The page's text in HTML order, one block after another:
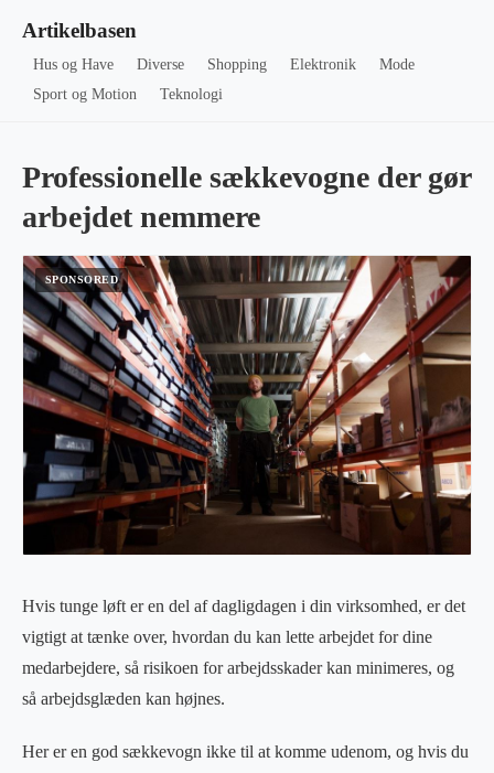
Artikelbasen
Hus og Have Diverse Shopping Elektronik
Mode
Sport og Motion
Teknologi
Professionelle sækkevogne der gør
arbejdet nemmere
Hvis tunge løft er en del af dagligdagen i din virksomhed, er det
vigtigt at tænke over, hvordan du kan lette arbejdet for dine
medarbejdere, så risikoen for arbejdsskader kan minimeres, og
så arbejdsglæden kan højnes.
Her er en god sækkevogn ikke til at komme udenom, og hvis du